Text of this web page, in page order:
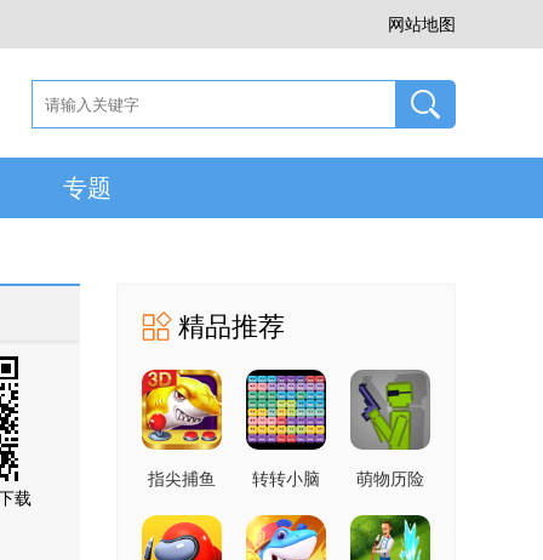
网站地图
专题
载
精品推荐
指尖捕鱼
手机版
转转小脑
方版
萌物历险
机版